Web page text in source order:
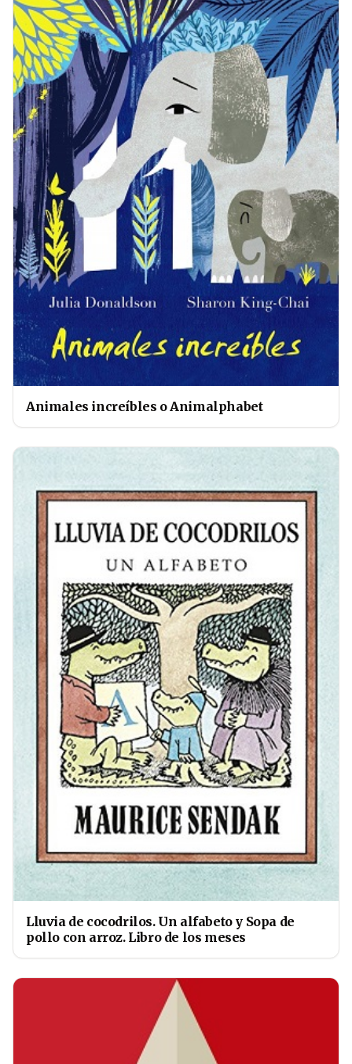
Animales increíbles o Animalphabet
Lluvia de cocodrilos. Un alfabeto y Sopa de
pollo con arroz. Libro de los meses